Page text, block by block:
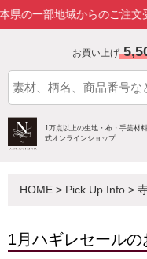
地域からのご注文受付を
お買い上げ
1万点以上の生地・布・手芸材
式オンラインショップ
HOME > Pick Up Info >
1月ハギレセールの